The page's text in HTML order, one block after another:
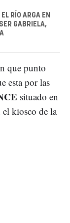
RÍO ARGA EN
GABRIELA,
que punto
esta por las
situado en
kiosco de la